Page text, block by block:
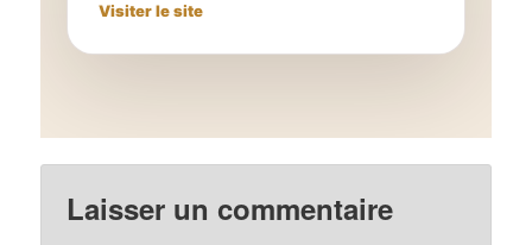
Visiter le site
Laisser un commentaire